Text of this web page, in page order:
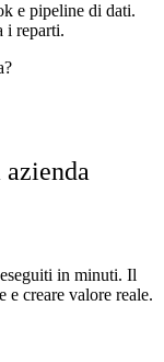
e pipeline di dati.
i reparti.
in minuti. Il
e creare valore reale.